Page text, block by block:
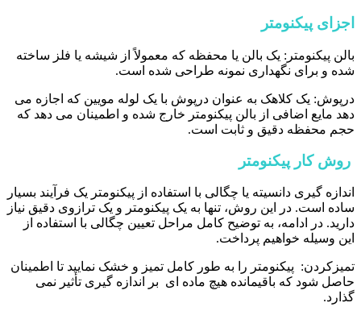
اجزای پیکنومتر
بالن پیکنومتر: یک بالن یا محفظه که معمولاً از شیشه یا فلز ساخته
شده و برای نگهداری نمونه طراحی شده است.
درپوش: یک کلاهک به عنوان درپوش با یک لوله مویین که اجازه می
دهد مایع اضافی از بالن پیکنومتر خارج شده و اطمینان می دهد که
حجم محفظه دقیق و ثابت است.
روش کار پیکنومتر
اندازه گیری دانسیته یا چگالی با استفاده از پیکنومتر یک فرآیند بسیار
ساده است. در این روش، تنها به یک پیکنومتر و یک ترازوی دقیق نیاز
دارید. در ادامه، به توضیح کامل مراحل تعیین چگالی با استفاده از
این وسیله خواهیم پرداخت.
تمیزکردن: پیکنومتر را به طور کامل تمیز و خشک نمایید تا اطمینان
حاصل شود که باقیمانده هیچ ماده ای بر اندازه گیری تأثیر نمی
گذارد.